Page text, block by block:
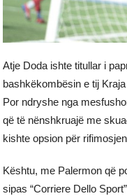
Atje Doda ishte titullar i
bashkëkombësin e tij
Por ndryshe nga
që të nënshkruajë me
kishte opsion për
Kështu, me Palermon që
sipas “Corriere Dello